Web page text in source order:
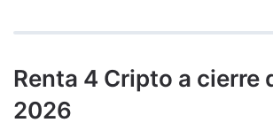
Renta 4 Cripto a cierre
2026